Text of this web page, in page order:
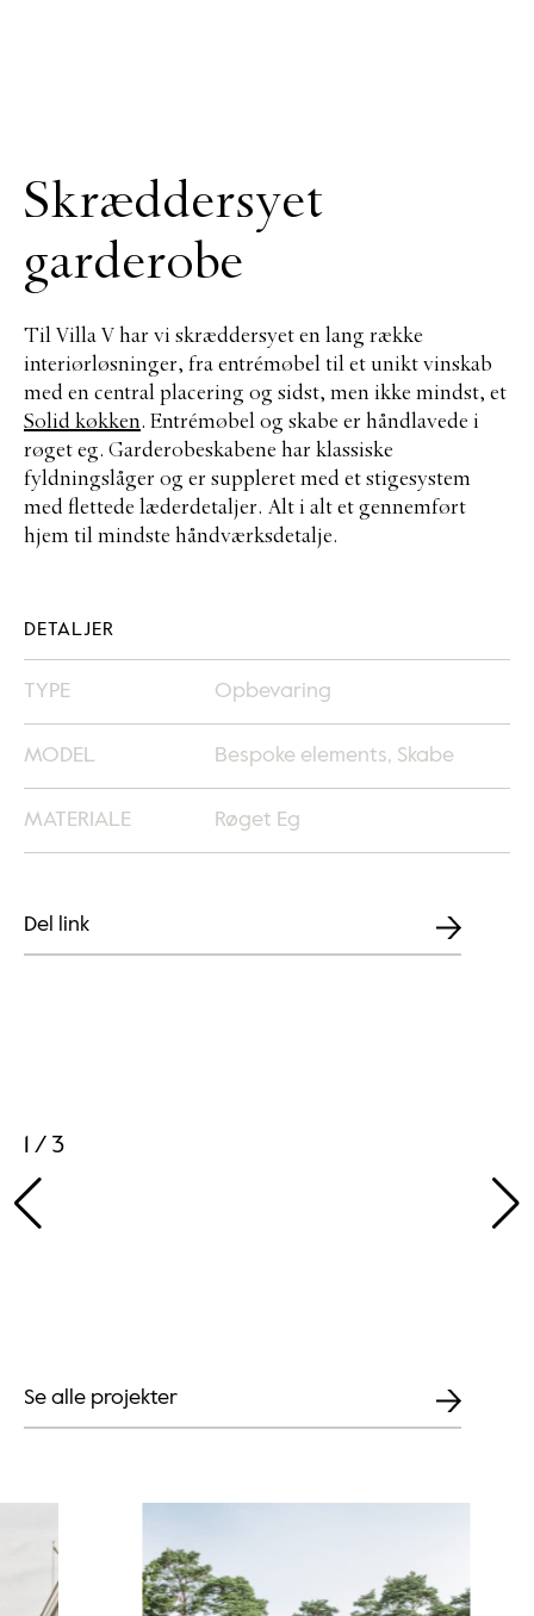
Skræddersyet
garderobe
Til Villa V har vi skræddersyet en lang række
interiørløsninger, fra entrémøbel til et unikt vinskab
med en central placering og sidst, men ikke mindst, et
Solid køkken. Entrémøbel og skabe er håndlavede i
røget eg. Garderobeskabene har klassiske
fyldningslåger og er suppleret med et stigesystem
med flettede læderdetaljer. Alt i alt et gennemført
hjem til mindste håndværksdetalje.
DETALJER
TYPE Opbevaring
MODEL Bespoke elements, Skabe
MATERIALE Røget Eg
Del link
1 / 3
Se alle projekter